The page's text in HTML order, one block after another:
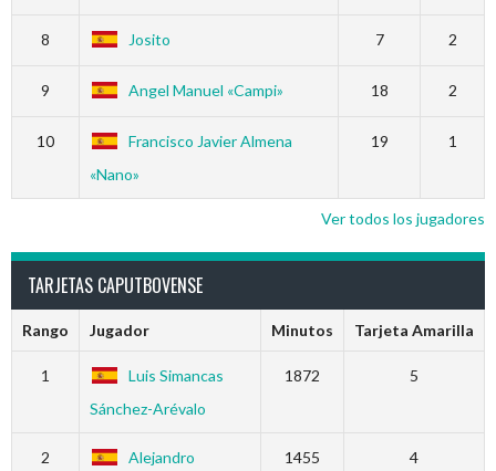
8 Josito 7 2
9 Angel Manuel «Campi» 18 2
10
Francisco Javier Almena
«Nano»
19 1
Ver todos los jugadores
TARJETAS CAPUTBOVENSE
Rango Jugador Minutos Tarjeta Amarilla
1
Luis Simancas
Sánchez-Arévalo
1872 5
2
Alejandro
1455 4